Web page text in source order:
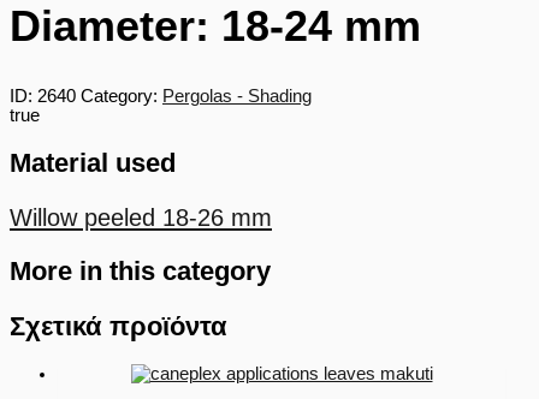
Diameter: 18-24 mm
ID: 2640 Category: Pergolas - Shading
true
Material used
Willow peeled 18-26 mm
More in this category
Σχετικά προϊόντα